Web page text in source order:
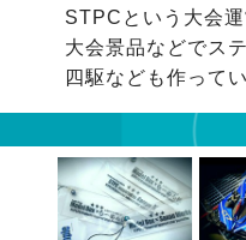
STPCという大会
大会景品などでス